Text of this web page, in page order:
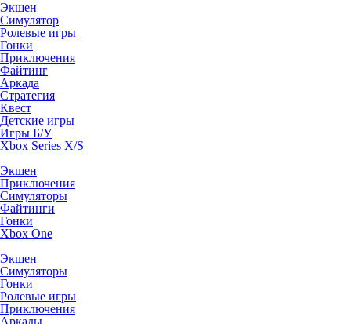
Экшен
Симулятор
Ролевые игры
Гонки
Приключения
Файтинг
Аркада
Стратегия
Квест
Детские игры
Игры Б/У
Xbox Series X/S
Экшен
Приключения
Симуляторы
Файтинги
Гонки
Xbox One
Экшен
Симуляторы
Гонки
Ролевые игры
Приключения
Аркады